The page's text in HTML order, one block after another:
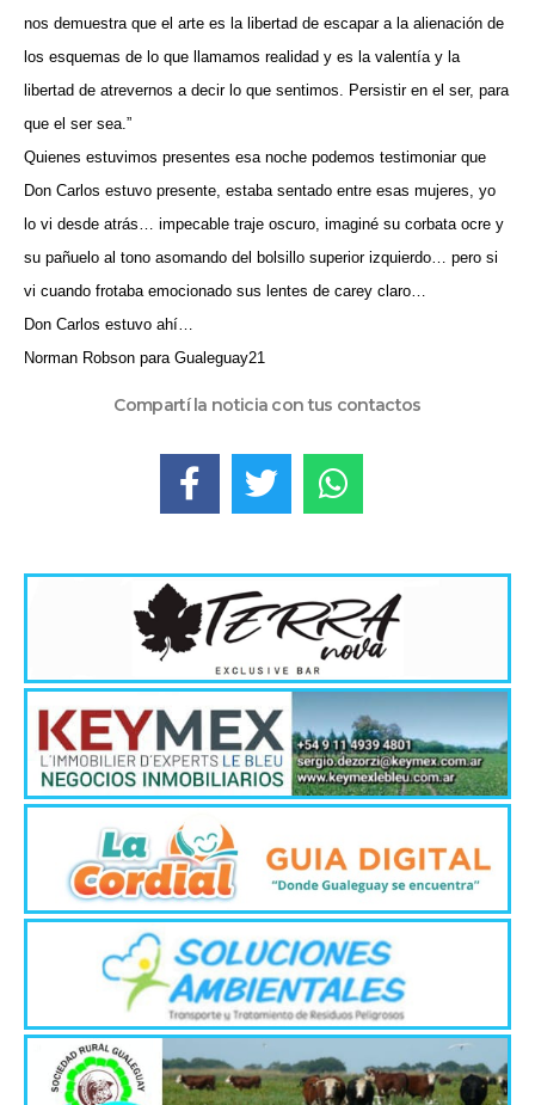
nos demuestra que el arte es la libertad de escapar a la alienación de
los esquemas de lo que llamamos realidad y es la valentía y la
libertad de atrevernos a decir lo que sentimos. Persistir en el ser, para
que el ser sea.”
Quienes estuvimos presentes esa noche podemos testimoniar que
Don Carlos estuvo presente, estaba sentado entre esas mujeres, yo
lo vi desde atrás… impecable traje oscuro, imaginé su corbata ocre y
su pañuelo al tono asomando del bolsillo superior izquierdo… pero si
vi cuando frotaba emocionado sus lentes de carey claro…
Don Carlos estuvo ahí…
Norman Robson para Gualeguay21
Compartí la noticia con tus contactos